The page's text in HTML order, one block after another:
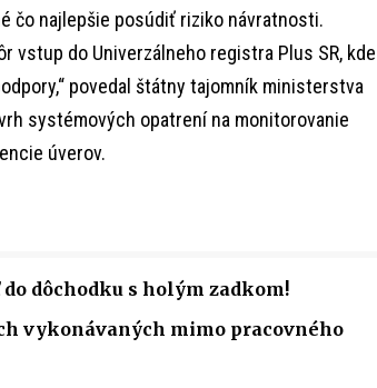
čo najlepšie posúdiť riziko návratnosti.
vstup do Univerzálneho registra Plus SR, kde
povedal štátny tajomník ministerstva
systémových opatrení na monitorovanie
úverov.
dôchodku s holým zadkom!
vykonávaných mimo pracovného